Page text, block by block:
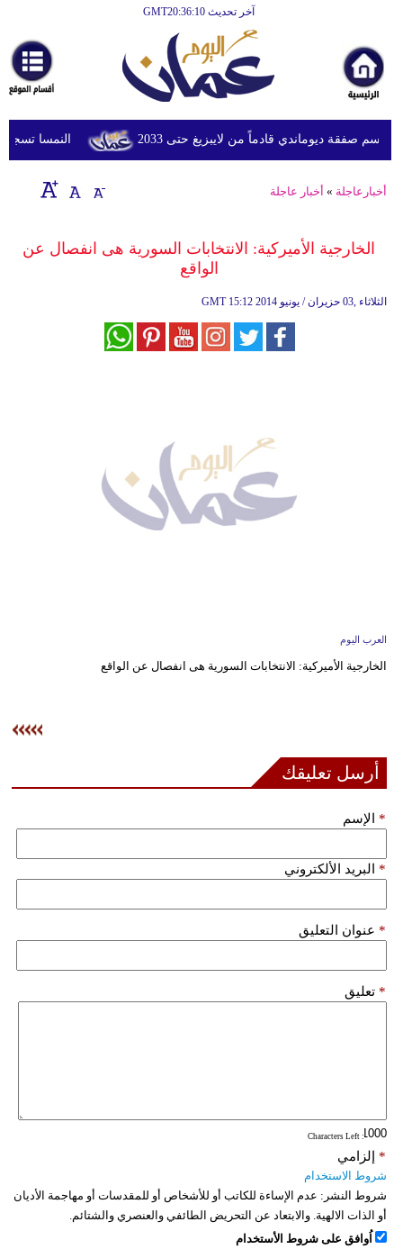
آخر تحديث GMT20:36:10
أخبارعاجلة
رياضة
ثقافة
إقتصاد
وموسيقى
أبراج
فيديو
النمسا تسجل أعلى صفقة ديوماندي قادماً من لايبزيغ حتى 2033
أخبارعاجلة » أخبار عاجلة
الخارجية الأميركية: الانتخابات السورية هى انفصال عن
الواقع
GMT 15:12 2014 الثلاثاء ,03 حزيران / يونيو
العرب اليوم
الخارجية الأميركية: الانتخابات السورية هى انفصال عن الواقع
أرسل تعليقك
الإسم *
البريد الألكتروني *
عنوان التعليق *
تعليق *
: Characters Left
إلزامي *
شروط الاستخدام
شروط النشر: عدم الإساءة للكاتب أو للأشخاص أو للمقدسات أو مهاجمة الأديان
أو الذات الالهية. والابتعاد عن التحريض الطائفي والعنصري والشتائم.
اُوافق على شروط الأستخدام